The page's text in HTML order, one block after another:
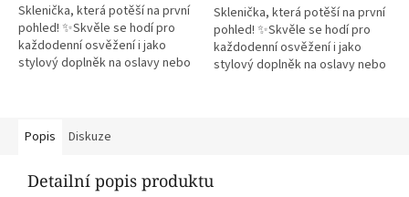
Sklenička, která potěší na první
pohled! ✨Skvěle se hodí pro
každodenní osvěžení i jako
stylový doplněk na oslavy nebo
Sklenička, která potěší na první
pohled! ✨Skvěle se hodí pro
každodenní osvěžení i jako
stylový doplněk na oslavy nebo
Popis Diskuze
Detailní popis produktu